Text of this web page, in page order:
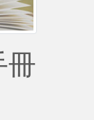
冊